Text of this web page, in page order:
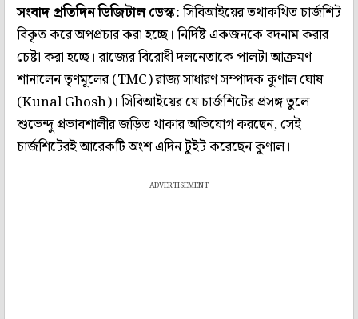
সংবাদ প্রতিদিন ডিজিটাল ডেস্ক:সিবিআইয়ের তথাকথিত চার্জশিট
বিকৃত করে অপপ্রচার করা হচ্ছে। নির্দিষ্ট একজনকে বদনাম করার
চেষ্টা করা হচ্ছে। রাজ্যের বিরোধী দলনেতাকে পালটা আক্রমণ
শানালেন তৃণমূলের (TMC) রাজ্য সাধারণ সম্পাদক কুণাল ঘোষ
(Kunal Ghosh)। সিবিআইয়ের যে চার্জশিটের প্রসঙ্গ তুলে
শুভেন্দু প্রভাবশালীর জড়িত থাকার অভিযোগ করছেন, সেই
চার্জশিটেরই আরেকটি অংশ এদিন টুইট করেছেন কুণাল।
ADVERTISEMENT